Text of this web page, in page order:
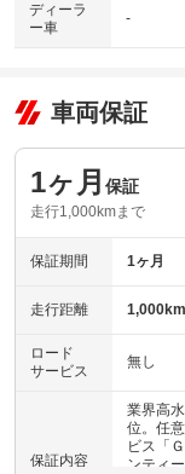
ディーラ
ー車
-
車両保証
1ヶ月 保証
走行1,000kmまで
保証期間 1ヶ月
走行距離 1,000km
ロード
サービス
無し
保証内容
業界高
位。任
ビス「
ンティ